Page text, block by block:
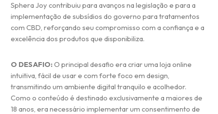
Sphera Joy contribuiu para avanços na legislação e para a
implementação de subsídios do governo para tratamentos
com CBD, reforçando seu compromisso com a confiança e a
excelência dos produtos que disponibiliza.
O DESAFIO:O principal desafio era criar uma loja online
intuitiva, fácil de usar e com forte foco em design,
transmitindo um ambiente digital tranquilo e acolhedor.
Como o conteúdo é destinado exclusivamente a maiores de
18 anos, era necessário implementar um consentimento de